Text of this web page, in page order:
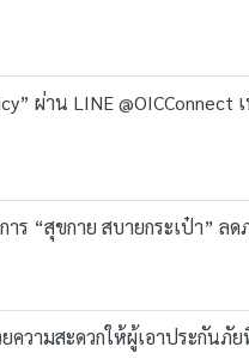
ผ่าน LINE
“สุขกาย สบายกระเป๋า” ล
ามสะดวกให้ผู้เอาประกันภั